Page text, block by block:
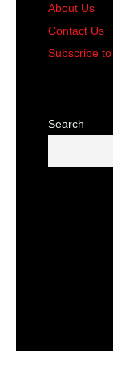
About Us
Contact Us
Subscribe
Search